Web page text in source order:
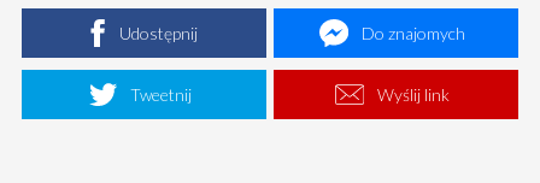
Udostępnij Do znajomych
Tweetnij Wyślij link